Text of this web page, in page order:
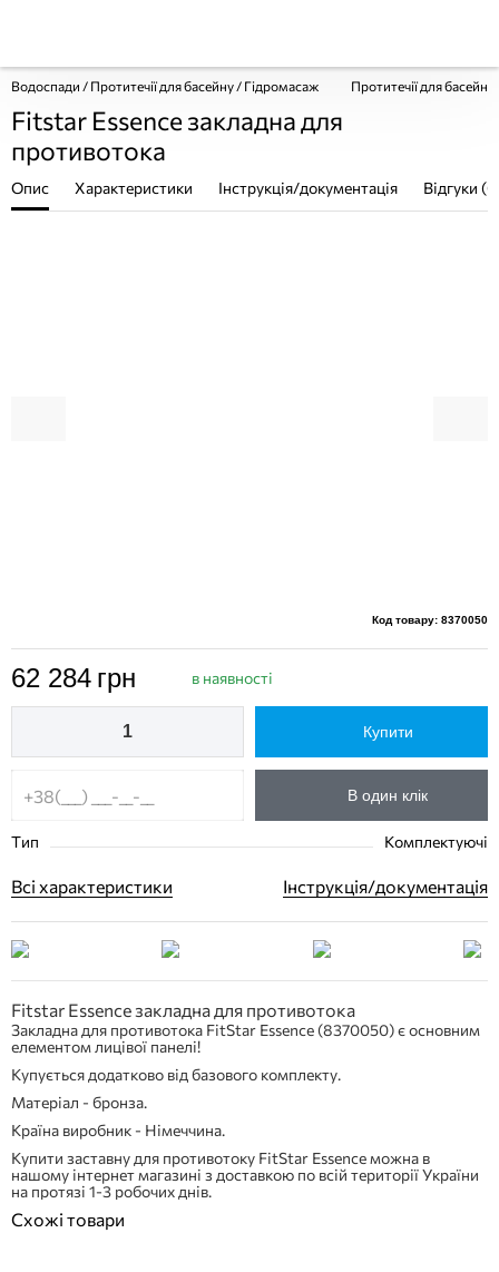
Водоспади / Протитечії для басейну / Гідромасаж Протитечії для басейнів
Fitstar Essence закладна для
противотока
Опис Характеристики Інструкція/документація Відгуки
Код товару: 8370050
62 284 грн в наявності
Купити
В один клік
Тип Комплектуючі
Всі характеристики Інструкція/документація
Fitstar Essence закладна для противотока
Закладна для противотока FitStar Essence (8370050) є основним
елементом лицівої панелі!
Купується додатково від базового комплекту.
Матеріал - бронза.
Країна виробник - Німеччина.
Купити заставну для противотоку FitStar Essence можна в
нашому інтернет магазині з доставкою по всій території України
на протязі 1-3 робочих днів.
Схожі товари